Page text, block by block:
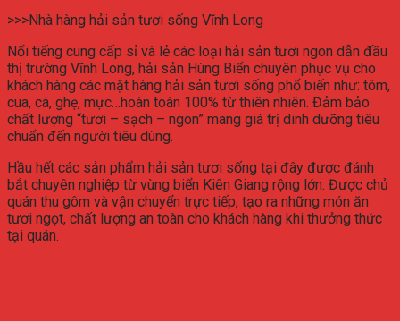
>>>Nhà hàng hải sản tươi sống Vĩnh Long
Nổi tiếng cung cấp sỉ và lẻ các loại hải sản tươi ngon dẫn đầu
thị trường Vĩnh Long, hải sản Hùng Biển chuyên phục vụ cho
khách hàng các mặt hàng hải sản tươi sống phổ biến như: tôm,
cua, cá, ghẹ, mực…hoàn toàn 100% từ thiên nhiên. Đảm bảo
chất lượng “tươi – sạch – ngon” mang giá trị dinh dưỡng tiêu
chuẩn đến người tiêu dùng.
Hầu hết các sản phẩm hải sản tươi sống tại đây được đánh
bắt chuyên nghiệp từ vùng biển Kiên Giang rộng lớn. Được chủ
quán thu gôm và vận chuyển trực tiếp, tạo ra những món ăn
tươi ngọt, chất lượng an toàn cho khách hàng khi thưởng thức
tại quán.